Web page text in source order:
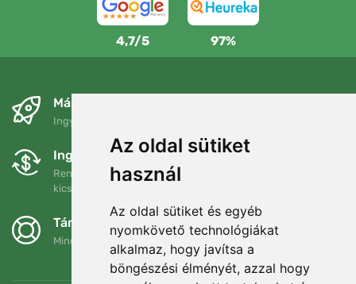
Az oldal sütiket
használ
Az oldal sütiket és egyéb
nyomkövető technológiákat
alkalmaz, hogy javítsa a
böngészési élményét, azzal hogy
4,7/5 97%
Másnapra és ingyenesen
Ingyenes szállítás a következő összeg felett: 80 EUR
Ingyenes csere és visszaküldés
Rendelését 90 napon belül bármikor visszaküldheti vagy
kicserélheti.
Támogatjuk a Trees.org-ot
Minden megrendelésért ültetünk egy fát! Bővebben